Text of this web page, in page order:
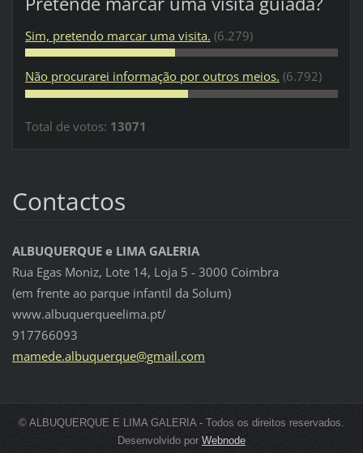
Sim, pretendo marcar uma visita. (6.279)
Não procurarei informação por outros meios. (6.792)
Total de votos: 13071
Contactos
ALBUQUERQUE e LIMA GALERIA
Rua Egas Moniz, Lote 14, Loja 5 - 3000 Coimbra
(em frente ao parque infantil da Solum)
www.albuquerqueelima.pt/
917766093
mamede.albuquerque@gmail.com
© ALBUQUERQUE E LIMA GALERIA - Todos os direitos reservados.
Desenvolvido por Webnode